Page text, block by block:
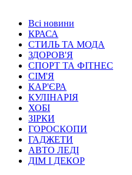
Всі новини
КРАСА
СТИЛЬ ТА МОДА
ЗДОРОВ'Я
СПОРТ ТА ФІТНЕС
СІМ'Я
КАР'ЄРА
КУЛІНАРІЯ
ХОБІ
ЗІРКИ
ГОРОСКОПИ
ГАДЖЕТИ
АВТО ЛЕДІ
ДІМ І ДЕКОР